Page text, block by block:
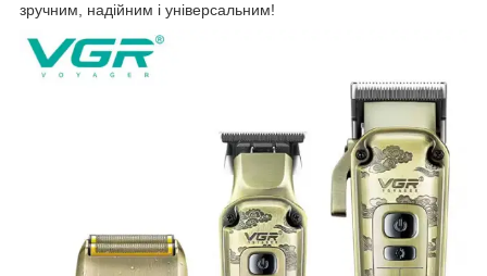
зручним, надійним і універсальним!